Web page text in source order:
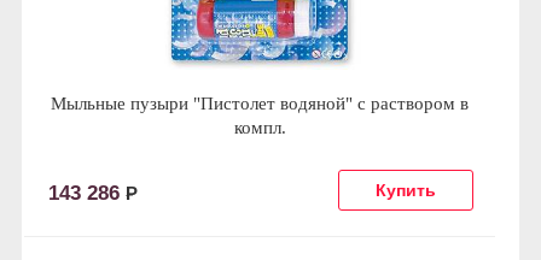
Мыльные пузыри "Пистолет водяной" с раствором в
компл.
143 286 Р